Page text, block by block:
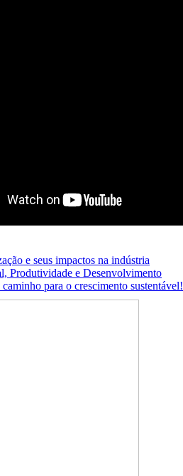
e seus impactos na indústria
Produtividade e Desenvolvimento
para o crescimento sustentável!